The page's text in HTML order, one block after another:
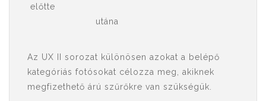
előtte
utána
Az UX II sorozat különösen azokat a belépő
kategóriás fotósokat célozza meg, akiknek
megfizethető árú szűrőkre van szükségük.